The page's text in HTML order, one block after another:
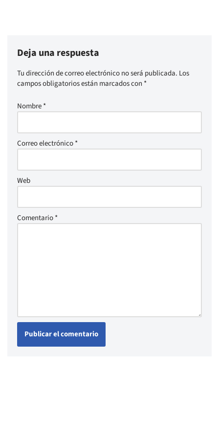
Deja una respuesta
Tu dirección de correo electrónico no será publicada. Los
campos obligatorios están marcados con *
Nombre*
Correo electrónico*
Web
Comentario*